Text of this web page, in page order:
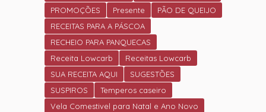
PROMOÇÕES
Presente
PÃO DE QUEIJO
RECEITAS PARA A PÁSCOA
RECHEIO PARA PANQUECAS
Receita Lowcarb
Receitas Lowcarb
SUA RECEITA AQUI
SUGESTÕES
SUSPIROS
Temperos caseiro
Vela Comestivel para Natal e Ano Novo